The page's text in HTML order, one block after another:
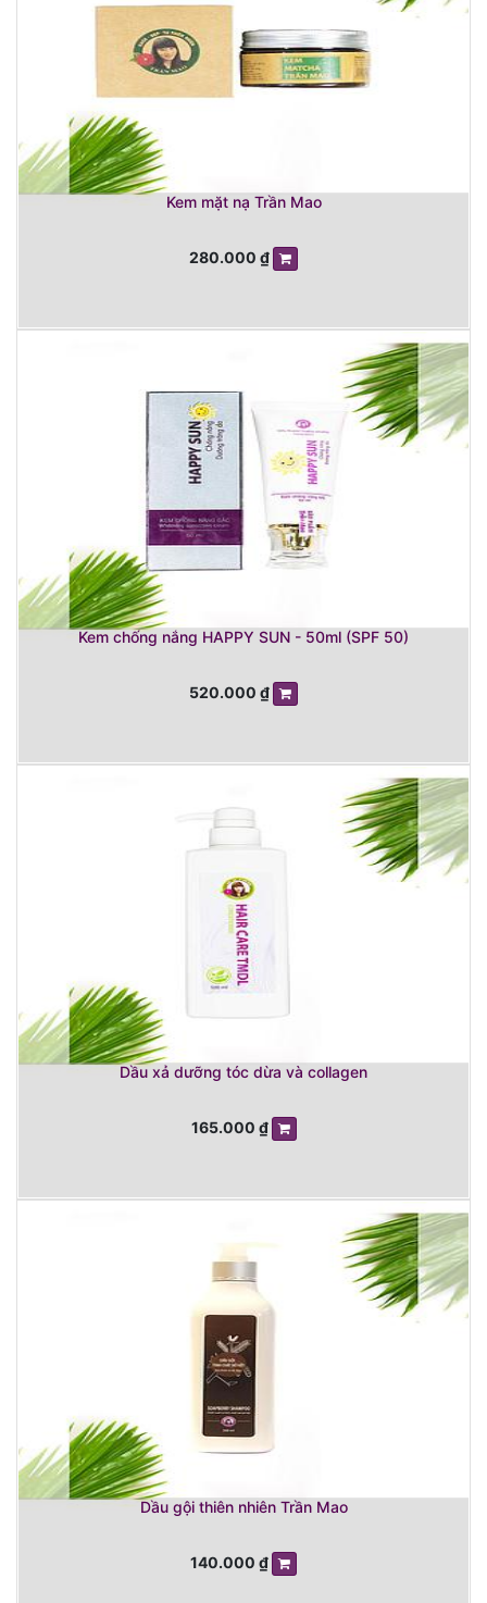
Kem mặt nạ Trần Mao
280.000 ₫
Kem chống nắng HAPPY SUN - 50ml (SPF 50)
520.000 ₫
Dầu xả dưỡng tóc dừa và collagen
165.000 ₫
Dầu gội thiên nhiên Trần Mao
140.000 ₫